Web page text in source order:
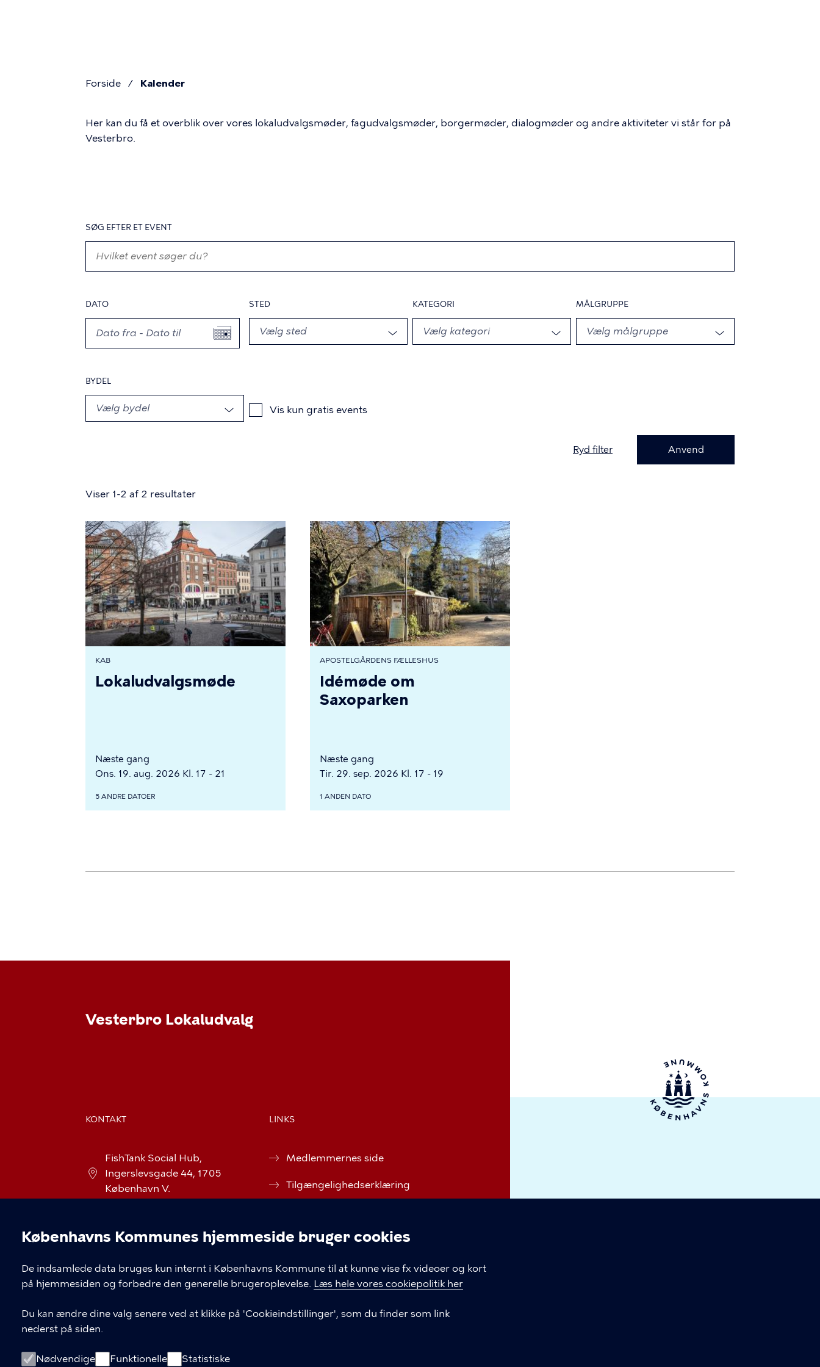
Cookieindstillinger
Københavns Kommunes hjemmeside bruger cookies
De indsamlede data bruges kun internt i Københavns Kommune til at kunne vise fx videoer og kort
på hjemmesiden og forbedre den generelle brugeroplevelse. Læs hele vores cookiepolitik her
Du kan ændre dine valg senere ved at klikke på 'Cookieindstillinger', som du finder som link
nederst på siden.
Nødvendige Funktionelle Statistiske
Brødkrumme
Forside Kalender
Her kan du få et overblik over vores lokaludvalgsmøder, fagudvalgsmøder, borgermøder, dialogmøder og andre aktiviteter vi står for på
Vesterbro.
SØG EFTER ET EVENT
DATO STED KATEGORI MÅLGRUPPE
BYDEL
Vis kun gratis events
Viser 1-2 af 2 resultater
KAB
Lokaludvalgsmøde
Næste gang
Ons. 19. aug. 2026 Kl. 17 - 21
5 ANDRE DATOER
APOSTELGÅRDENS FÆLLESHUS
Idémøde om
Saxoparken
Næste gang
Tir. 29. sep. 2026 Kl. 17 - 19
1 ANDEN DATO
Vesterbro Lokaludvalg
KONTAKT
FishTank Social Hub,
Ingerslevsgade 44, 1705
København V.
LINKS
Medlemmernes side
Tilgængelighedserklæring
Københavns kommune
Cookiepolitik